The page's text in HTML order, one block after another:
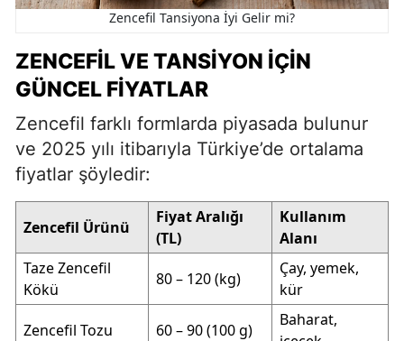
Zencefil Tansiyona İyi Gelir mi?
ZENCEFIL VE TANSIYON İÇIN
GÜNCEL FIYATLAR
Zencefil farklı formlarda piyasada bulunur
ve 2025 yılı itibarıyla Türkiye’de ortalama
fiyatlar şöyledir:
Zencefil Ürünü
Fiyat Aralığı
(TL)
Kullanım
Alanı
Taze Zencefil
Kökü
80 – 120 (kg)
Çay, yemek,
kür
Zencefil Tozu 60 – 90 (100 g)
Baharat,